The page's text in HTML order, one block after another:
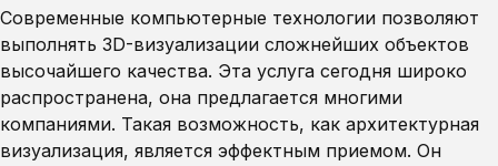
Современные компьютерные технологии позволяют
выполнять 3D-визуализации сложнейших объектов
высочайшего качества. Эта услуга сегодня широко
распространена, она предлагается многими
компаниями. Такая возможность, как архитектурная
визуализация, является эффектным приемом. Он